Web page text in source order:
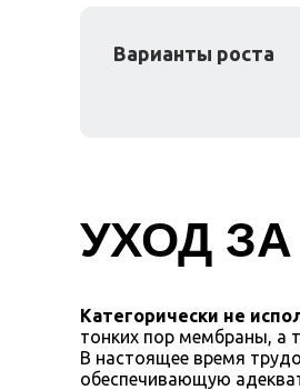
Варианты роста
УХОД
Категорически не
тонких пор мембраны, а
В настоящее время
обеспечивающую